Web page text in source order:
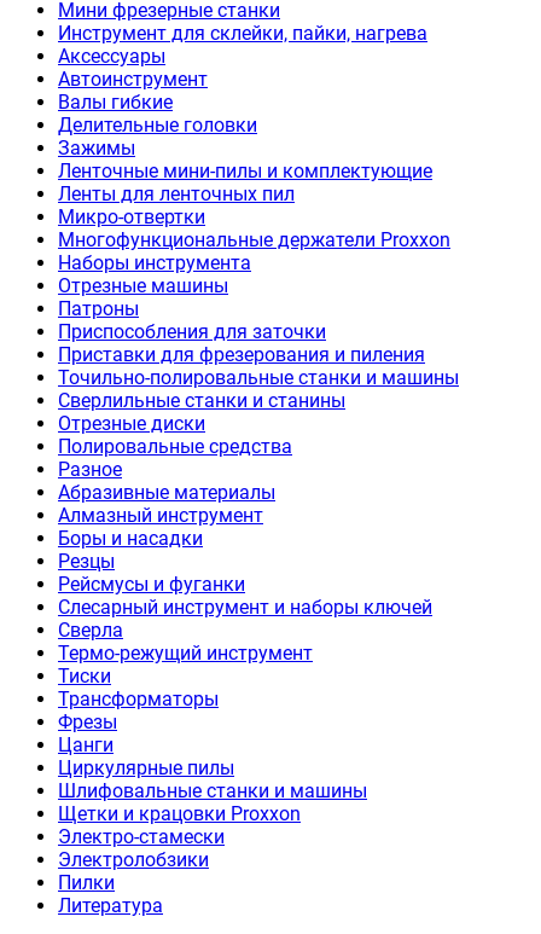
Мини фрезерные станки
Инструмент для склейки, пайки, нагрева
Аксессуары
Автоинструмент
Валы гибкие
Делительные головки
Зажимы
Ленточные мини-пилы и комплектующие
Ленты для ленточных пил
Микро-отвертки
Многофункциональные держатели Proxxon
Наборы инструмента
Отрезные машины
Патроны
Приспособления для заточки
Приставки для фрезерования и пиления
Точильно-полировальные станки и машины
Сверлильные станки и станины
Отрезные диски
Полировальные средства
Разное
Абразивные материалы
Алмазный инструмент
Боры и насадки
Резцы
Рейсмусы и фуганки
Слесарный инструмент и наборы ключей
Сверла
Термо-режущий инструмент
Тиски
Трансформаторы
Фрезы
Цанги
Циркулярные пилы
Шлифовальные станки и машины
Щетки и крацовки Proxxon
Электро-стамески
Электролобзики
Пилки
Литература